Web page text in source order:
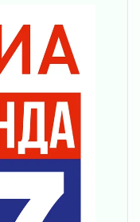
письменное